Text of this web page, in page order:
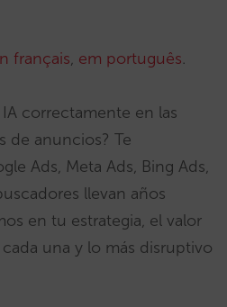
français, em português.
correctamente en las
de anuncios? Te
Ads, Meta Ads, Bing Ads,
llevan años
en tu estrategia, el valor
una y lo más disruptivo